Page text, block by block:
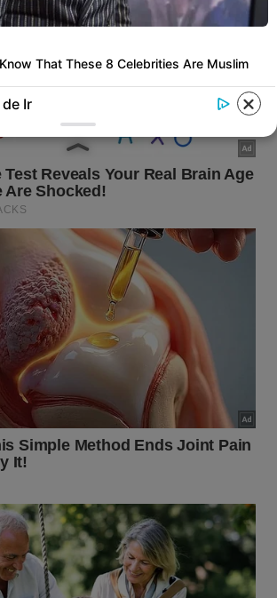
That These 8 Celebrities Are Muslim
Ir